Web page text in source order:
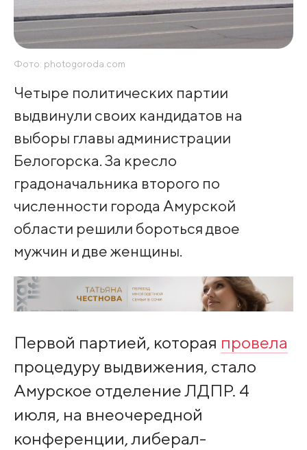
Фото: photogoroda.com
Четыре политических партии
выдвинули своих кандидатов на
выборы главы администрации
Белогорска. За кресло
градоначальника второго по
численности города Амурской
области решили бороться двое
мужчин и две женщины.
Первой партией, которая провела
процедуру выдвижения, стало
Амурское отделение ЛДПР. 4
июля, на внеочередной
конференции, либерал-